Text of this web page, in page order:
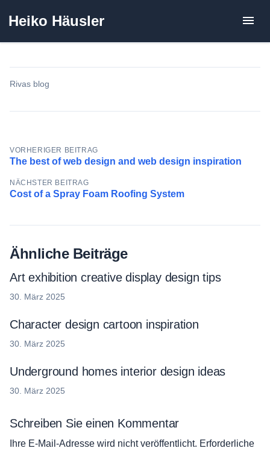
Inhalt
Heiko Häusler
Rivas blog
VORHERIGER BEITRAG
The best of web design and web design inspiration
NÄCHSTER BEITRAG
Cost of a Spray Foam Roofing System
Ähnliche Beiträge
Art exhibition creative display design tips
30. März 2025
Character design cartoon inspiration
30. März 2025
Underground homes interior design ideas
30. März 2025
Schreiben Sie einen Kommentar
Ihre E-Mail-Adresse wird nicht veröffentlicht. Erforderliche